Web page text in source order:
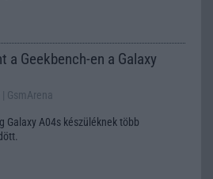
a Geekbench-en a Galaxy
| GsmArena
Galaxy A04s készüléknek több